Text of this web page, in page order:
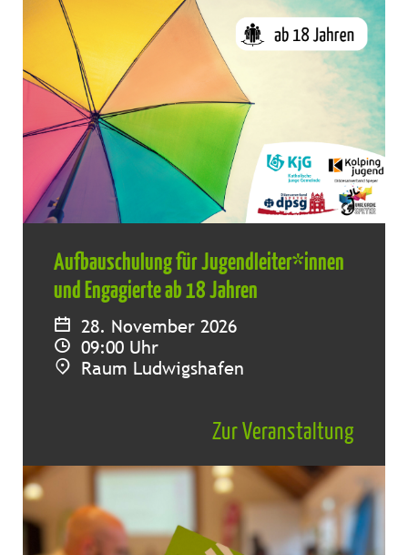
Aufbauschulung für Jugendleiter*innen
und Engagierte ab 18 Jahren
28. November 2026
09:00 Uhr
Raum Ludwigshafen
Zur Veranstaltung